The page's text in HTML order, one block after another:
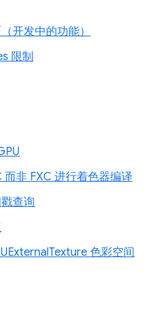
开发中的功能）
限制
非 FXC 进行着色器编译
查询
色彩空间